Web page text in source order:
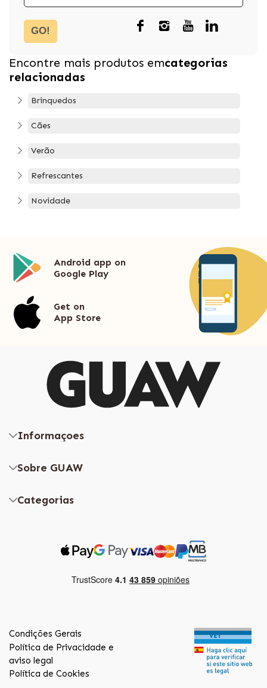
GO!
Encontre mais produtos emcategorias
relacionadas
Brinquedos
Cães
Verão
Refrescantes
Novidade
Android app on
Google Play
Get on
App Store
Informaçoes
Sobre GUAW
Categorias
Condições Gerais
Política de Privacidade e
aviso legal
Política de Cookies